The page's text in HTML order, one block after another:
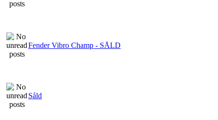
Fender Vibro Champ - SÅLD
Såld